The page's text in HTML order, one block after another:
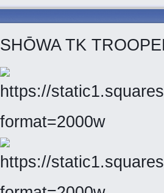
SHŌWA TK